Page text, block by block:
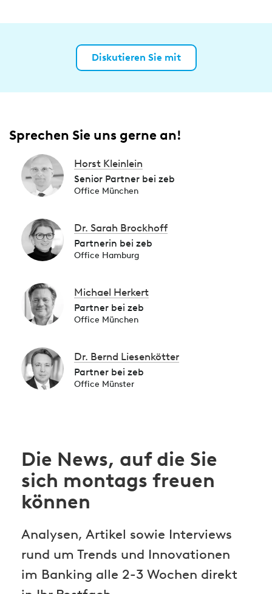
Diskutieren Sie mit
Sprechen Sie uns gerne an!
Horst Kleinlein
Senior Partner bei zeb
Office München
Dr. Sarah Brockhoff
Partnerin bei zeb
Office Hamburg
Michael Herkert
Partner bei zeb
Office München
Dr. Bernd Liesenkötter
Partner bei zeb
Office Münster
Die News, auf die Sie
sich montags freuen
können
Analysen, Artikel sowie Interviews
rund um Trends und Innovationen
im Banking alle 2-3 Wochen direkt